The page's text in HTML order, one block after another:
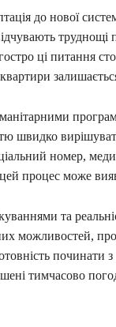
до нової
ці питання
швидко
номер,
процес може
та
можливостей,
тимчасово